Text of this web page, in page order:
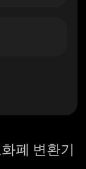
폐 변환기